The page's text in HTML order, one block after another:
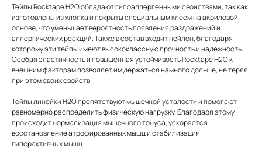
Тейпы Rocktape H2O обладают гипоаллергенными свойствами, так как
изготовлены из хлопка и покрыты специальным клеем на акриловой
основе, что уменьшает вероятность появления раздражений и
аллергических реакций. Также в состав входит нейлон, благодаря
которому эти тейпы имеют высококлассную прочность и надежность.
Особая эластичность и повышенная устойчивость Rocktape H2O к
внешним факторам позволяет им держаться намного дольше, не теряя
при этом своих свойств.
Тейпы линейки H2O препятствуют мышечной усталости и помогают
равномерно распределить физическую нагрузку. Благодаря этому
происходит нормализация мышечного тонуса, ускоряется
восстановление атрофированных мышц и стабилизация
гиперактивных мышц.